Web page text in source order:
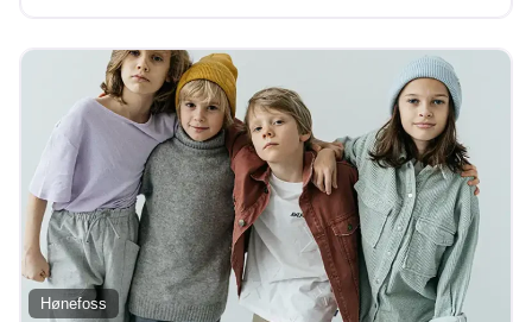
Hønefoss